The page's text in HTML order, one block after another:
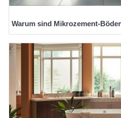
Warum sind Mikrozement-